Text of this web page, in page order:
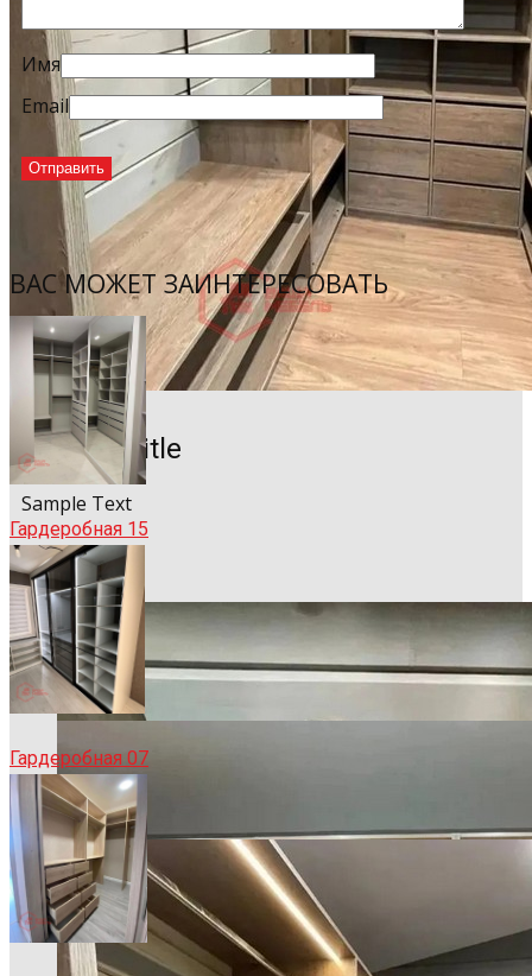
Sample Title
Sample Text
Имя
Email
ВАС МОЖЕТ ЗАИНТЕРЕСОВАТЬ
Гардеробная 15
Гардеробная 07